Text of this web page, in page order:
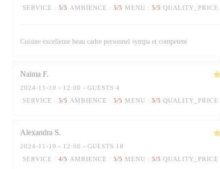
SERVICE : 5/5 AMBIENCE : 5/5 MENU : 5/5 QUALITY_PRICE
Cuisine excellente beau cadre personnel sympa et competent
Naima F
2024-11-10 - 12:00 - GUESTS 4
SERVICE : 5/5 AMBIENCE : 5/5 MENU : 5/5 QUALITY_PRICE
Alexandra S
2024-11-10 - 12:00 - GUESTS 18
SERVICE : 4/5 AMBIENCE : 5/5 MENU : 5/5 QUALITY_PRICE